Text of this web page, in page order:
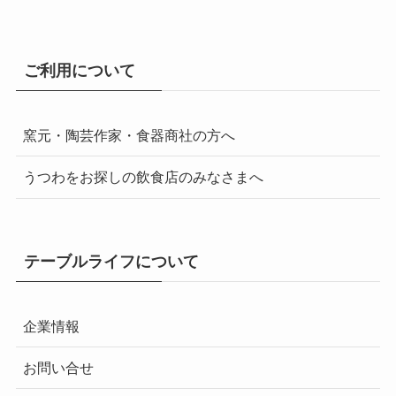
ご利用について
窯元・陶芸作家・食器商社の方へ
うつわをお探しの飲食店のみなさまへ
テーブルライフについて
企業情報
お問い合せ